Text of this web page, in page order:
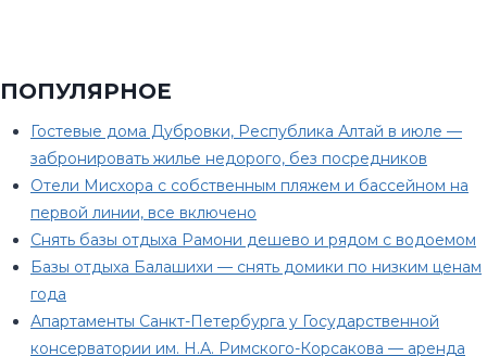
ПОПУЛЯРНОЕ
Гостевые дома Дубровки, Республика Алтай в июле —
забронировать жилье недорого, без посредников
Отели Мисхора с собственным пляжем и бассейном на
первой линии, все включено
Снять базы отдыха Рамони дешево и рядом с водоемом
Базы отдыха Балашихи — снять домики по низким ценам
года
Апартаменты Санкт-Петербурга у Государственной
консерватории им. Н.А. Римского-Корсакова — аренда